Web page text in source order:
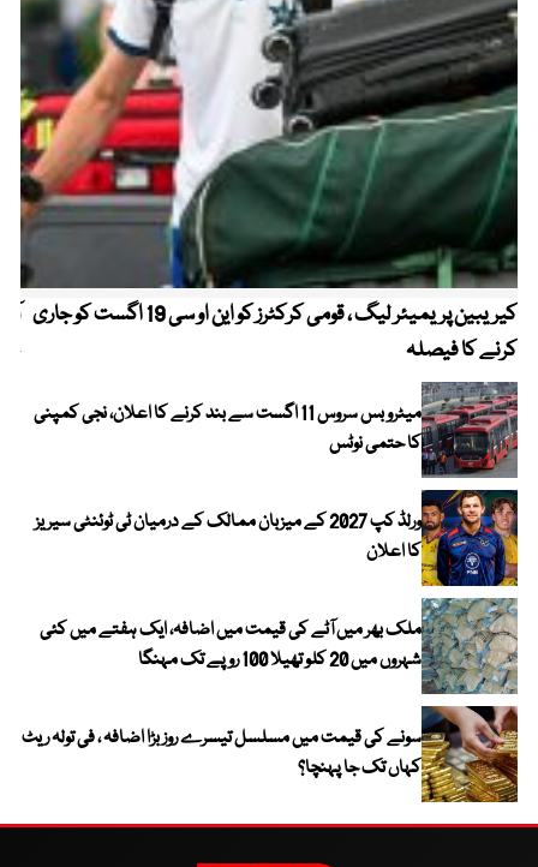
کیریبین پریمیئر لیگ ، قومی کرکٹرز کو این او سی 19 اگست کو جاری
کرنے کا فیصلہ
میٹرو بس سروس 11 اگست سے بند کرنے کا اعلان، نجی کمپنی
کا حتمی نوٹس
ورلڈ کپ 2027 کے میزبان ممالک کے درمیان ٹی ٹوئنٹی سیریز
کا اعلان
ملک بھر میں آٹے کی قیمت میں اضافہ، ایک ہفتے میں کئی
شہروں میں 20 کلو تھیلا 100 روپے تک مہنگا
سونے کی قیمت میں مسلسل تیسرے روز بڑا اضافہ ، فی تولہ ریٹ
کہاں تک جا پہنچا؟